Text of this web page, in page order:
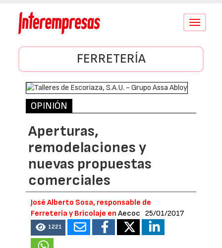
Conmutar
FERRETERÍA
OPINIÓN
Aperturas,
remodelaciones y
nuevas propuestas
comerciales
José Alberto Sosa, responsable de
Ferretería y Bricolaje enAecoc 25/01/2017
1221